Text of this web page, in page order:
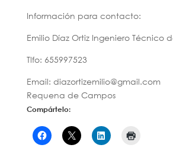
Información para contacto:
Emilio Díaz Ortiz Ingeniero Técnico
Tlfo: 655997523
Email: diazortizemilio@gmail.com
Requena de Campos
Compártelo: